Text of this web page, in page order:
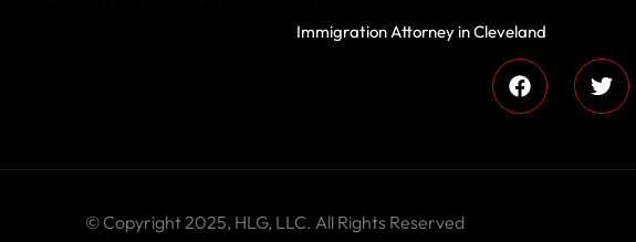
Immigration Attorney in Cleveland
© Copyright 2025, HLG, LLC. All Rights Reserved
we have been proudly serving immigrant communities with compassion and